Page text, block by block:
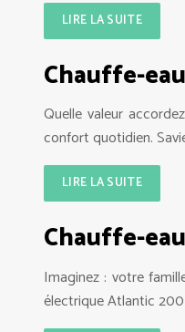
LIRE LA SUITE
Chauffe-
Quelle valeur
confort quotidien.
LIRE LA SUITE
Chauffe-
Imaginez : votre
électrique Atlantic